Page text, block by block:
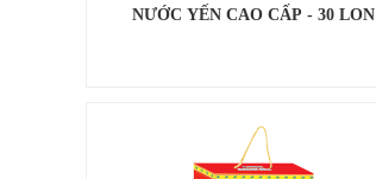
NƯỚC YẾN CAO CẤP - 30 LON